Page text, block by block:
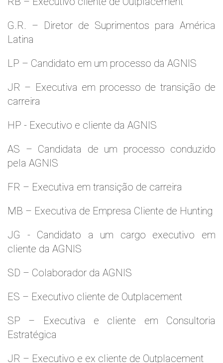
G.R. – Diretor de Suprimentos para América
Latina
LP – Candidato em um processo da AGNIS
JR – Executiva em processo de transição de
carreira
HP - Executivo e cliente da AGNIS
AS – Candidata de um processo conduzido
pela AGNIS
FR – Executiva em transição de carreira
MB – Executiva de Empresa Cliente de Hunting
JG - Candidato a um cargo executivo em
cliente da AGNIS
SD – Colaborador da AGNIS
ES – Executivo cliente de Outplacement
SP – Executiva e cliente em Consultoria
Estratégica
JR – Executivo e ex cliente de Outplacement